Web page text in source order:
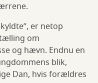
er netop
om
og hævn. Endnu en
blik,
Dan, hvis forældres